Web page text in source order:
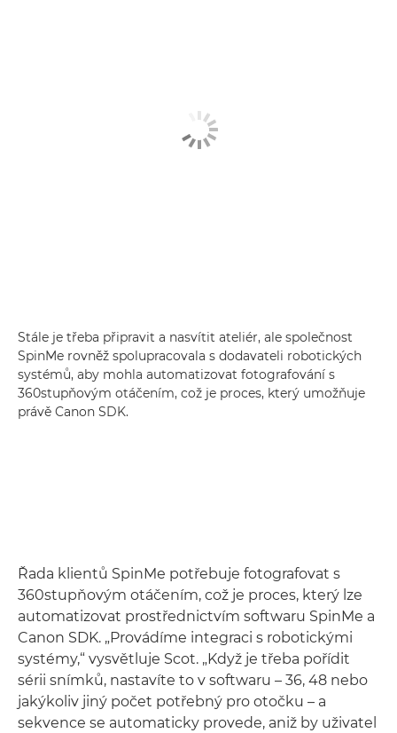
Stále je třeba připravit a nasvítit ateliér, ale společnost
SpinMe rovněž spolupracovala s dodavateli robotických
systémů, aby mohla automatizovat fotografování s
360stupňovým otáčením, což je proces, který umožňuje
právě Canon SDK.
Řada klientů SpinMe potřebuje fotografovat s
360stupňovým otáčením, což je proces, který lze
automatizovat prostřednictvím softwaru SpinMe a
Canon SDK. „Provádíme integraci s robotickými
systémy,“ vysvětluje Scot. „Když je třeba pořídit
sérii snímků, nastavíte to v softwaru – 36, 48 nebo
jakýkoliv jiný počet potřebný pro otočku – a
sekvence se automaticky provede, aniž by uživatel